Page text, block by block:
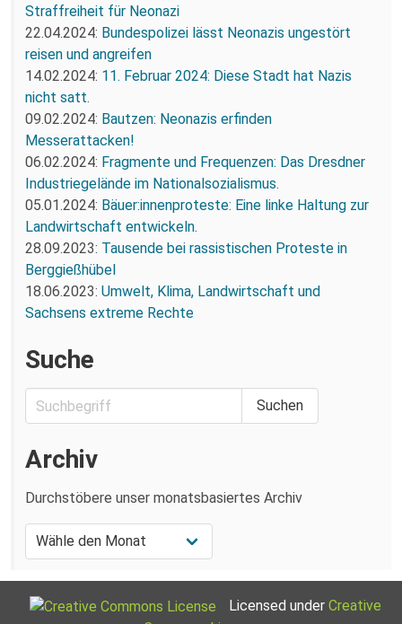
Straffreiheit für Neonazi
22.04.2024: Bundespolizei lässt Neonazis ungestört
reisen und angreifen
14.02.2024: 11. Februar 2024: Diese Stadt hat Nazis
nicht satt.
09.02.2024: Bautzen: Neonazis erfinden
Messerattacken!
06.02.2024: Fragmente und Frequenzen: Das Dresdner
Industriegelände im Nationalsozialismus.
05.01.2024: Bäuer:innenproteste: Eine linke Haltung zur
Landwirtschaft entwickeln.
28.09.2023: Tausende bei rassistischen Proteste in
Berggießhübel
18.06.2023: Umwelt, Klima, Landwirtschaft und
Sachsens extreme Rechte
Suche
Archiv
Durchstöbere unser monatsbasiertes Archiv
Licensed under Creative